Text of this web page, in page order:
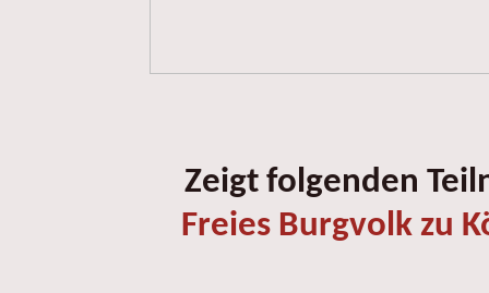
Zeigt folgenden
Freies Burgvolk zu